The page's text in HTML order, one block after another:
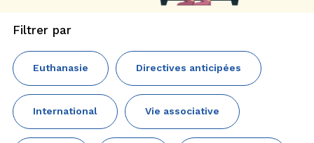
Filtrer par
Euthanasie Directives anticipées
International Vie associative